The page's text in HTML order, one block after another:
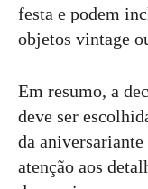
festa e podem
objetos vintage
Em resumo, a
deve ser
da aniversariante
atenção aos